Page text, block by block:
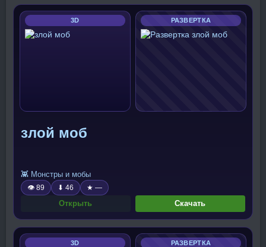
3D РАЗВЕРТКА
злой моб
👾 Монстры и мобы
👁 89 ⬇ 46 ★ —
Открыть Скачать
3D РАЗВЕРТКА